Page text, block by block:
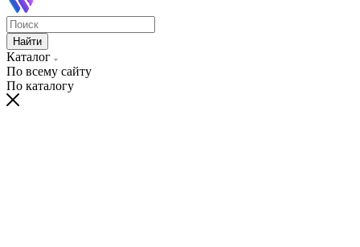
Найти
Каталог
По всему сайту
По каталогу